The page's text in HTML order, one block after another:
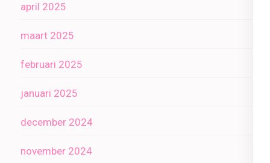
april 2025
maart 2025
februari 2025
januari 2025
december 2024
november 2024